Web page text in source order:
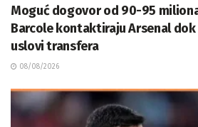
Moguć dogovor od 90-95
Barcole kontaktiraju Arsenal
uslovi transfera
08/08/2026